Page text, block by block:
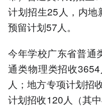
计划招生25人，内地
预留计划57人。
今年学校广东省普通
通类物理类招收
人；地方专项计划招
计划招收120人（其